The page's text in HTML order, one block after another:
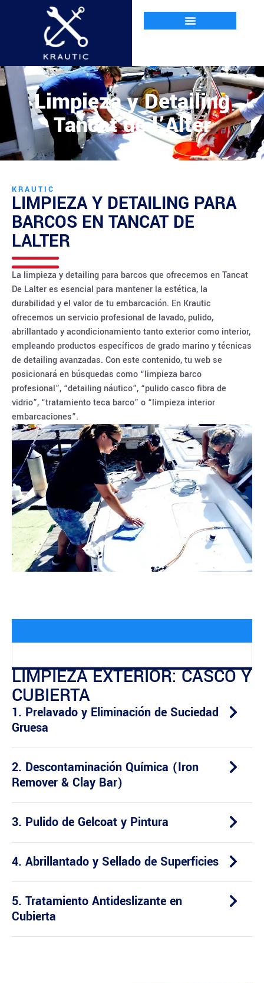
Limpieza y Detailing
Tancat de l’Alter
KRAUTIC
LIMPIEZA Y DETAILING PARA
BARCOS EN TANCAT DE
LALTER
La limpieza y detailing para barcos que ofrecemos en Tancat
De Lalter es esencial para mantener la estética, la
durabilidad y el valor de tu embarcación. En Krautic
ofrecemos un servicio profesional de lavado, pulido,
abrillantado y acondicionamiento tanto exterior como interior,
empleando productos específicos de grado marino y técnicas
de detailing avanzadas. Con este contenido, tu web se
posicionará en búsquedas como “limpieza barco
profesional”, “detailing náutico”, “pulido casco fibra de
vidrio”, “tratamiento teca barco” o “limpieza interior
embarcaciones”.
LIMPIEZA EXTERIOR: CASCO Y
CUBIERTA
1. Prelavado y Eliminación de Suciedad
Gruesa
2. Descontaminación Química (Iron
Remover & Clay Bar)
3. Pulido de Gelcoat y Pintura
4. Abrillantado y Sellado de Superficies
5. Tratamiento Antideslizante en
Cubierta